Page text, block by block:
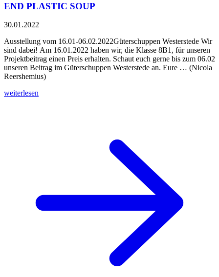
END PLASTIC SOUP
30.01.2022
Ausstellung vom 16.01-06.02.2022Güterschuppen Westerstede Wir
sind dabei! Am 16.01.2022 haben wir, die Klasse 8B1, für unseren
Projektbeitrag einen Preis erhalten. Schaut euch gerne bis zum 06.02
unseren Beitrag im Güterschuppen Westerstede an. Eure … (Nicola
Reershemius)
weiterlesen